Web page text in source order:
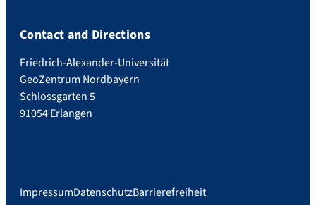
Contact and Directions
Friedrich-Alexander-Universität
GeoZentrum Nordbayern
Schlossgarten 5
91054 Erlangen
ImpressumDatenschutzBarrierefreiheit